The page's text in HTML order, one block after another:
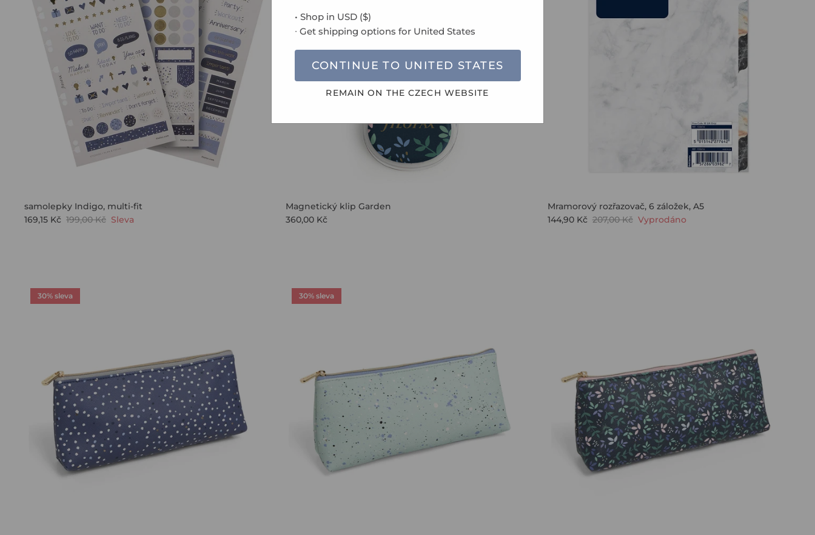
• Shop in USD($)
∙ Get shipping options for United States
CONTINUE TO UNITED STATES
REMAIN ON THECZECH WEBSITE
samolepky Indigo, multi-fit
169,15 Kč 199,00 Kč Sleva
Magnetický klip Garden
360,00 Kč
Mramorový rozřazovač, 6 záložek, A5
144,90 Kč 207,00 Kč Vyprodáno
30% sleva 30% sleva
Registrací souhlasíte s našimi
Zásadami ochrany osobních údajů
PŘIHLÁSIT SE